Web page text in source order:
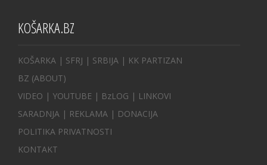
KOŠARKA.BZ
KOŠARKA | SFRJ | SRBIJA | KK PARTIZAN
BZ (ABOUT)
VIDEO | YOUTUBE | BzLOG | LINKOVI
SARADNJA | REKLAMA | DONACIJA
POLITIKA PRIVATNOSTI
KONTAKT